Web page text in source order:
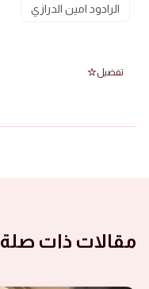
الرادود امين الدرازي
تفضيل
مقالات ذات صلة